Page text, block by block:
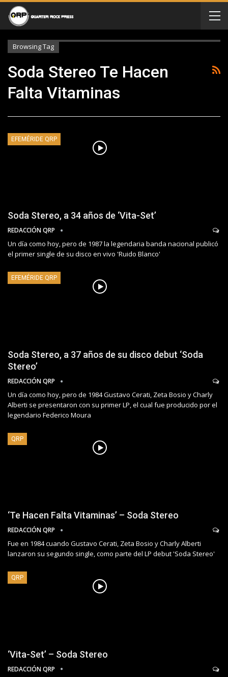
Browsing Tag
Soda Stereo Te Hacen
Falta Vitaminas
EFEMÉRIDE QRP
Soda Stereo, a 34 años de ‘Vita-Set’
REDACCIÓN QRP
Un día como hoy, pero de 1987 la legendaria banda nacional publicó
el primer single de su disco en vivo 'Ruido Blanco'
EFEMÉRIDE QRP
Soda Stereo, a 37 años de su disco debut ‘Soda
Stereo’
REDACCIÓN QRP
Un día como hoy, pero de 1984 Gustavo Cerati, Zeta Bosio y Charly
Alberti se presentaron con su primer LP, el cual fue producido por el
legendario Federico Moura
QRP
‘Te Hacen Falta Vitaminas’ – Soda Stereo
REDACCIÓN QRP
Fue en 1984 cuando Gustavo Cerati, Zeta Bosio y Charly Alberti
lanzaron su segundo single, como parte del LP debut 'Soda Stereo'
QRP
‘Vita-Set’ – Soda Stereo
REDACCIÓN QRP